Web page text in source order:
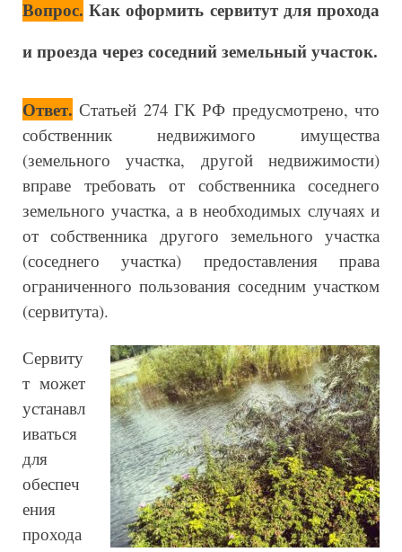
Вопрос. Как оформить сервитут для прохода
и проезда через соседний земельный участок.
Ответ. Статьей 274 ГК РФ предусмотрено, что
собственник недвижимого имущества
(земельного участка, другой недвижимости)
вправе требовать от собственника соседнего
земельного участка, а в необходимых случаях и
от собственника другого земельного участка
(соседнего участка) предоставления права
ограниченного пользования соседним участком
(сервитута).
Сервиту
т может
устанавл
иваться
для
обеспеч
ения
прохода